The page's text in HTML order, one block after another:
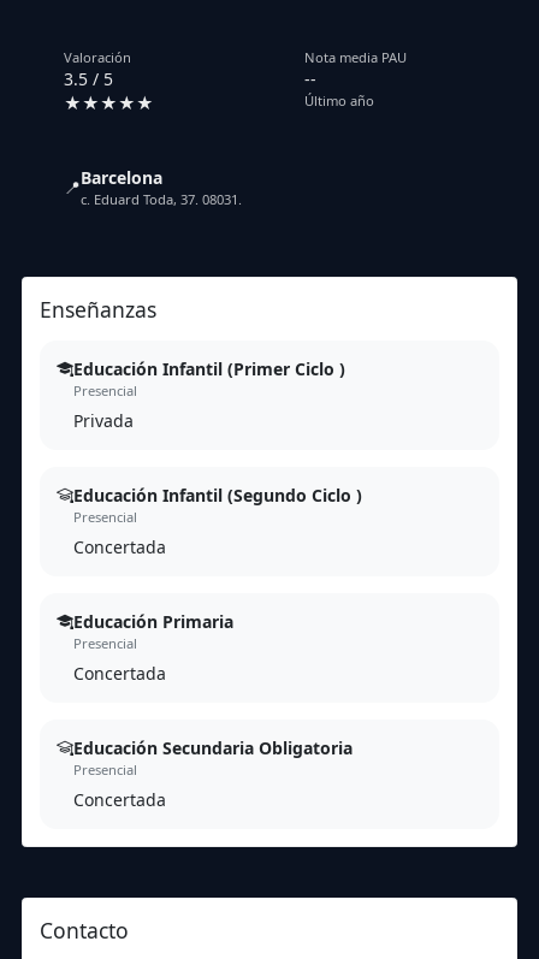
Valoración
3.5 / 5
★★★★★
Nota media PAU
--
Último año
📍Barcelona
c. Eduard Toda, 37. 08031.
Enseñanzas
Educación Infantil (Primer Ciclo )
Presencial
Privada
Educación Infantil (Segundo Ciclo )
Presencial
Concertada
Educación Primaria
Presencial
Concertada
Educación Secundaria Obligatoria
Presencial
Concertada
Contacto